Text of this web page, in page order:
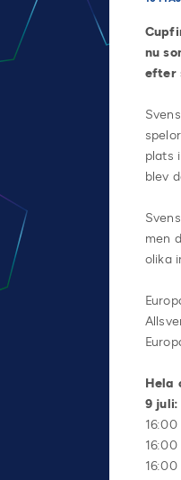
nu
efter
plats
blev
men
olika
Hela
9 juli:
16:00